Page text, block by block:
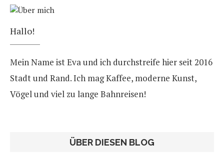
Hallo!
Mein Name ist Eva und ich durchstreife hier seit 2016
Stadt und Rand. Ich mag Kaffee, moderne Kunst,
Vögel und viel zu lange Bahnreisen!
ÜBER DIESEN BLOG